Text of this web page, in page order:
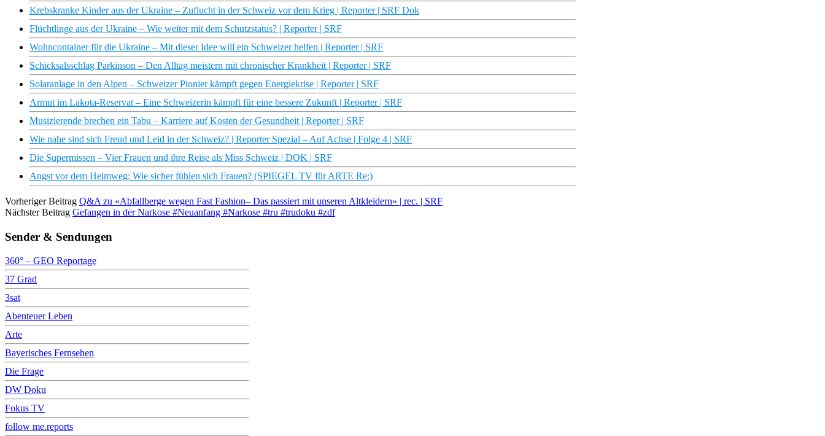
Krebskranke Kinder aus der Ukraine – Zuflucht in der Schweiz vor dem Krieg | Reporter | SRF Dok
Flüchtlinge aus der Ukraine – Wie weiter mit dem Schutzstatus? | Reporter | SRF
Wohncontainer für die Ukraine – Mit dieser Idee will ein Schweizer helfen | Reporter | SRF
Schicksalsschlag Parkinson – Den Alltag meistern mit chronischer Krankheit | Reporter | SRF
Solaranlage in den Alpen – Schweizer Pionier kämpft gegen Energiekrise | Reporter | SRF
Armut im Lakota-Reservat – Eine Schweizerin kämpft für eine bessere Zukunft | Reporter | SRF
Musizierende brechen ein Tabu – Karriere auf Kosten der Gesundheit | Reporter | SRF
Wie nahe sind sich Freud und Leid in der Schweiz? | Reporter Spezial – Auf Achse | Folge 4 | SRF
Die Supermissen – Vier Frauen und ihre Reise als Miss Schweiz | DOK | SRF
Angst vor dem Heimweg: Wie sicher fühlen sich Frauen? (SPIEGEL TV für ARTE Re:)
Vorheriger Beitrag Q&A zu «Abfallberge wegen Fast Fashion– Das passiert mit unseren Altkleidern» | rec. | SRF
Nächster Beitrag Gefangen in der Narkose #Neuanfang #Narkose #tru #trudoku #zdf
Sender & Sendungen
360° – GEO Reportage
37 Grad
3sat
Abenteuer Leben
Arte
Bayerisches Fernsehen
Die Frage
DW Doku
Fokus TV
follow me.reports